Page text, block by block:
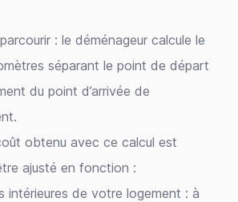
: le déménageur calcule le
séparant le point de départ
du point d’arrivée de
obtenu avec ce calcul est
ajusté en fonction :
intérieures de votre logement : à